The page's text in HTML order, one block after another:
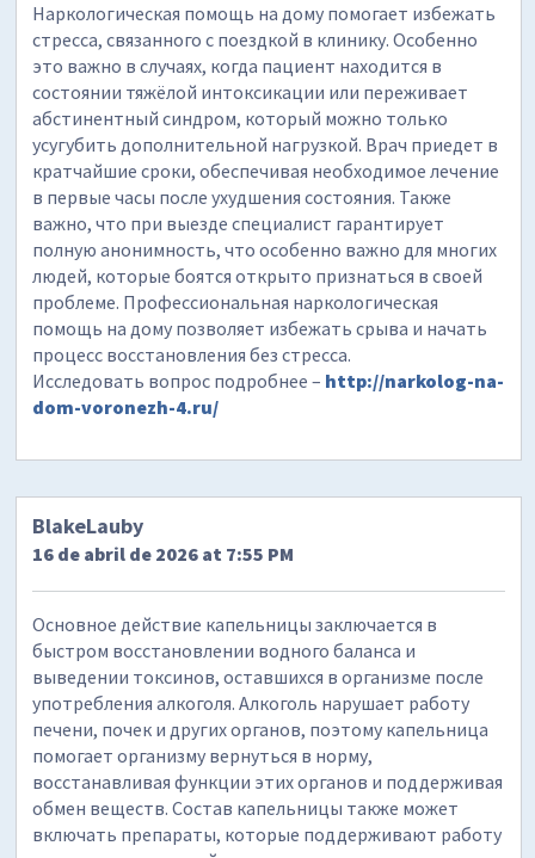
Наркологическая помощь на дому помогает избежать
стресса, связанного с поездкой в клинику. Особенно
это важно в случаях, когда пациент находится в
состоянии тяжёлой интоксикации или переживает
абстинентный синдром, который можно только
усугубить дополнительной нагрузкой. Врач приедет в
кратчайшие сроки, обеспечивая необходимое лечение
в первые часы после ухудшения состояния. Также
важно, что при выезде специалист гарантирует
полную анонимность, что особенно важно для многих
людей, которые боятся открыто признаться в своей
проблеме. Профессиональная наркологическая
помощь на дому позволяет избежать срыва и начать
процесс восстановления без стресса.
Исследовать вопрос подробнее – http://narkolog-na-
dom-voronezh-4.ru/
BlakeLauby
16 de abril de 2026 at 7:55 PM
Основное действие капельницы заключается в
быстром восстановлении водного баланса и
выведении токсинов, оставшихся в организме после
употребления алкоголя. Алкоголь нарушает работу
печени, почек и других органов, поэтому капельница
помогает организму вернуться в норму,
восстанавливая функции этих органов и поддерживая
обмен веществ. Состав капельницы также может
включать препараты, которые поддерживают работу